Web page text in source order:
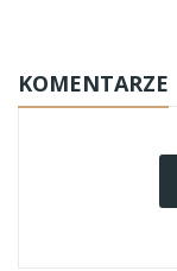
KOMENTARZE